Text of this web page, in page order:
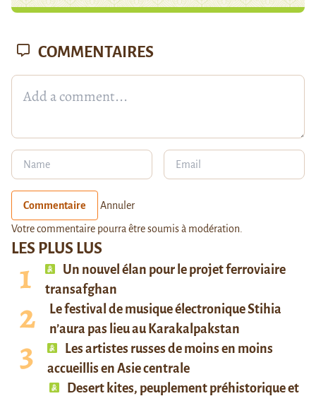
LES PLUS LUS
Un nouvel élan pour le projet ferroviaire
transafghan
Le festival de musique électronique Stihia
n’aura pas lieu au Karakalpakstan
Les artistes russes de moins en moins
accueillis en Asie centrale
Desert kites, peuplement préhistorique et
COMMENTAIRES
Commentaire Annuler
Votre commentaire pourra être soumis à modération.